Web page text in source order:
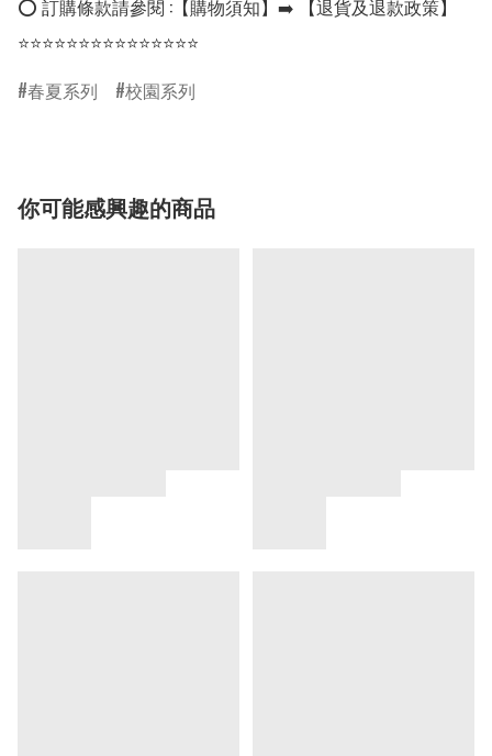
⭕ 訂購條款請參閱 :【購物須知】➡️ 【退貨及退款政策】
⭐⭐⭐⭐⭐⭐⭐⭐⭐⭐⭐⭐⭐⭐⭐
春夏系列
校園系列
你可能感興趣的商品